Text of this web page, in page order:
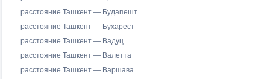
расстояние Ташкент — Будапешт
расстояние Ташкент — Бухарест
расстояние Ташкент — Вадуц
расстояние Ташкент — Валетта
расстояние Ташкент — Варшава